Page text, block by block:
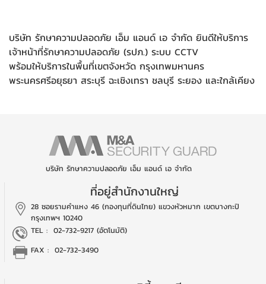
บริษัท รักษาความปลอดภัย เอ็ม แอนด์ เอ จำกัด ยินดีให้บริการ
เจ้าหน้าที่รักษาความปลอดภัย (รปภ.) ระบบ CCTV
พร้อมให้บริการในพื้นที่เขตจังหวัด กรุงเทพมหานคร
พระนครศรีอยุธยา สระบุรี ฉะเชิงเทรา ชลบุรี ระยอง และใกล้เคียง
บริษัท รักษาความปลอดภัย เอ็ม แอนด์ เอ จำกัด
ที่อยู่สำนักงานใหญ่
28 ซอยรามคำแหง 46 (กองทุนที่ดินไทย) แขวงหัวหมาก เขตบางกะปิ
กรุงเทพฯ 10240
TEL : 02-732-9217 (อัตโนมัติ)
FAX : 02-732-3490